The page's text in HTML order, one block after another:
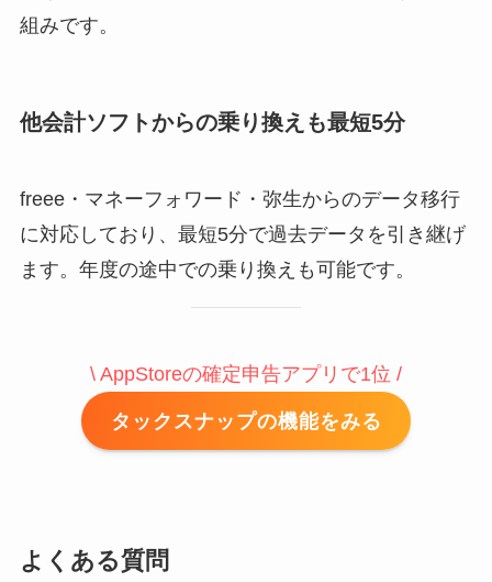
組みです。
他会計ソフトからの乗り換えも最短5分
freee・マネーフォワード・弥生からのデータ移行
に対応しており、最短5分で過去データを引き継げ
ます。年度の途中での乗り換えも可能です。
\ AppStoreの確定申告アプリで1位 /
タックスナップの機能をみる
よくある質問